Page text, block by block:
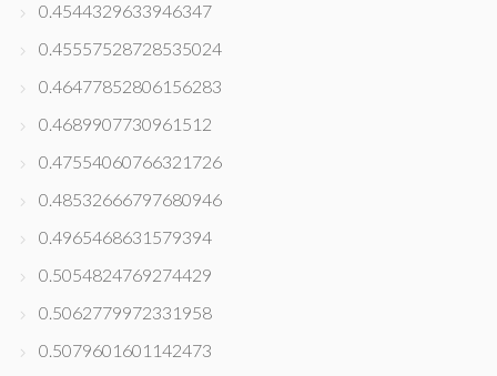
0.4544329633946347
0.45557528728535024
0.46477852806156283
0.4689907730961512
0.47554060766321726
0.48532666797680946
0.4965468631579394
0.5054824769274429
0.5062779972331958
0.5079601601142473